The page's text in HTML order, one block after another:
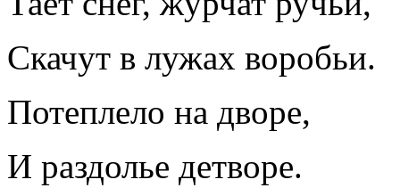
Скачут в лужах воробьи.
Потеплело на дворе,
И раздолье детворе.